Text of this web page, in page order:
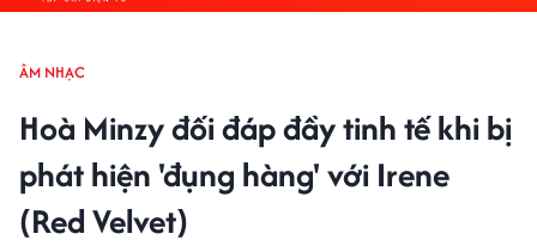
ÂM NHẠC
Hoà Minzy đối đáp đầy tinh tế khi bị
phát hiện 'đụng hàng' với Irene
(Red Velvet)